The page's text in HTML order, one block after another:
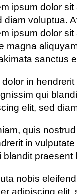
ipsum dolor
diam voluptua.
ipsum dolor
magna
sanctus
in
qui
elit, sed
quis
in
nobis
adipiscing